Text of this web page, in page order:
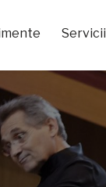
Servicii